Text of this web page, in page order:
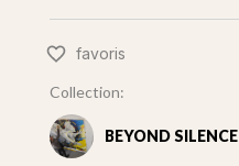
favoris
Collection:
BEYOND SILENCE